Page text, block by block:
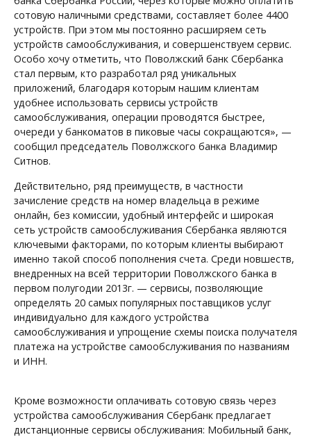
сотовую наличными средствами, составляет более 4400
устройств. При этом мы постоянно расширяем сеть
устройств самообслуживания, и совершенствуем сервис.
Особо хочу отметить, что Поволжский банк Сбербанка
стал первым, кто разработал ряд уникальных
приложений, благодаря которым нашим клиентам
удобнее использовать сервисы устройств
самообслуживания, операции проводятся быстрее,
очереди у банкоматов в пиковые часы сокращаются», —
сообщил председатель Поволжского банка Владимир
Ситнов.
Действительно, ряд преимуществ, в частности
зачисление средств на номер владельца в режиме
онлайн, без комиссии, удобный интерфейс и широкая
сеть устройств самообслуживания Сбербанка являются
ключевыми факторами, по которым клиенты выбирают
именно такой способ пополнения счета. Среди новшеств,
внедренных на всей территории Поволжского банка в
первом полугодии 2013г. — сервисы, позволяющие
определять 20 самых популярных поставщиков услуг
индивидуально для каждого устройства
самообслуживания и упрощение схемы поиска получателя
платежа на устройстве самообслуживания по названиям
и ИНН.
Кроме возможности оплачивать сотовую связь через
устройства самообслуживания Сбербанк предлагает
дистанционные сервисы обслуживания: Мобильный банк,